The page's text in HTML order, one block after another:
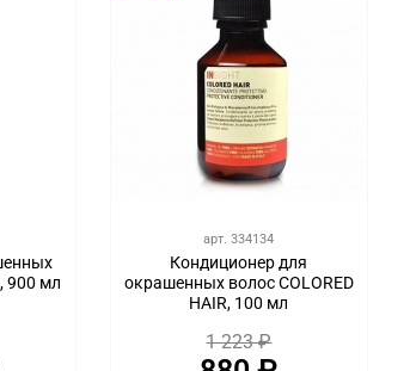
900 мл
арт.334134
Кондиционер для
окрашенных волос COLORED
HAIR, 100 мл
1 223 ₽